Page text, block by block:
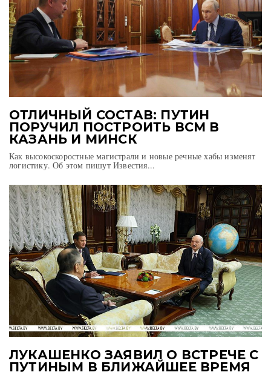
ОТЛИЧНЫЙ СОСТАВ: ПУТИН
ПОРУЧИЛ ПОСТРОИТЬ ВСМ В
КАЗАНЬ И МИНСК
Как высокоскоростные магистрали и новые речные хабы изменят
логистику. Об этом пишут Известия...
ЛУКАШЕНКО ЗАЯВИЛ О ВСТРЕЧЕ С
ПУТИНЫМ В БЛИЖАЙШЕЕ ВРЕМЯ